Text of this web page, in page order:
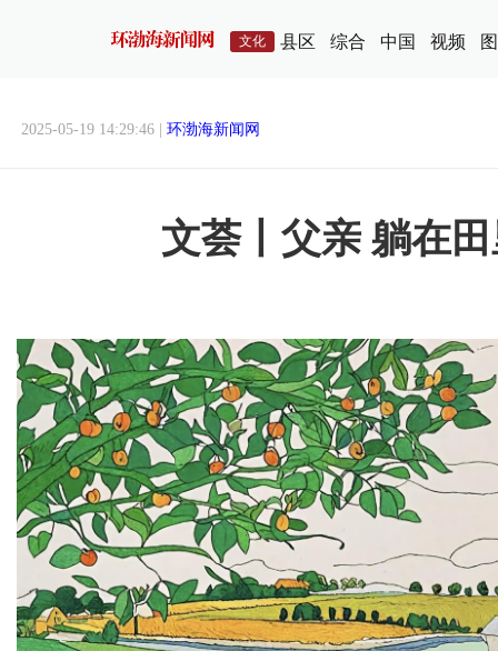
文化 县区 综合 中国 视频
2025-05-19 14:29:46 | 环渤海新闻网
文荟丨父亲 躺在